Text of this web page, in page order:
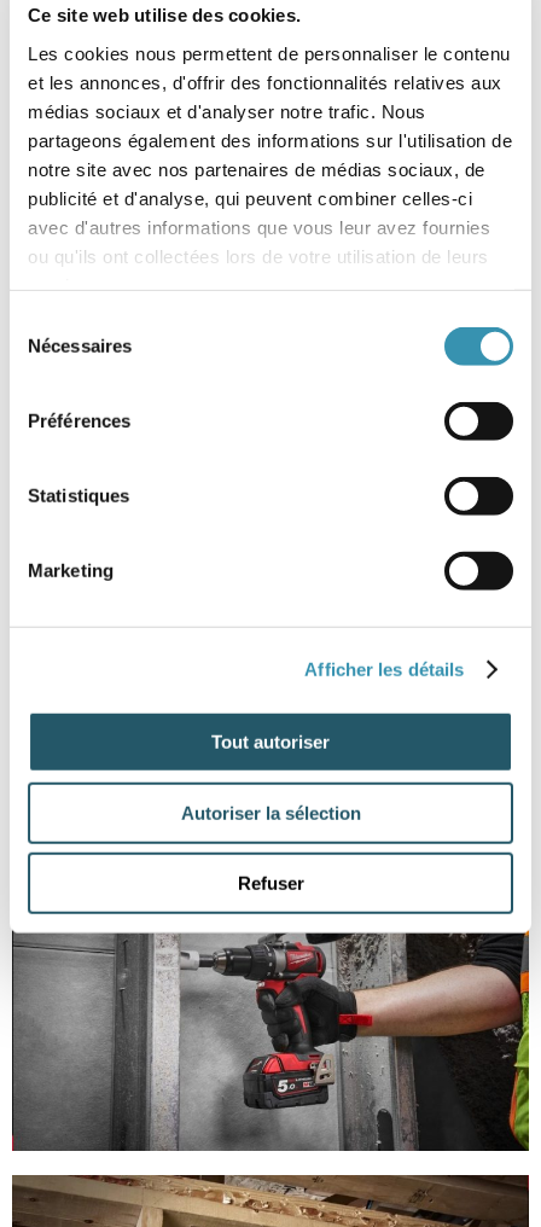
Ce site web utilise des cookies.
Les cookies nous permettent de personnaliser le contenu
et les annonces, d'offrir des fonctionnalités relatives aux
médias sociaux et d'analyser notre trafic. Nous
partageons également des informations sur l'utilisation de
notre site avec nos partenaires de médias sociaux, de
publicité et d'analyse, qui peuvent combiner celles-ci
avec d'autres informations que vous leur avez fournies
ou qu'ils ont collectées lors de votre utilisation de leurs
Nécessaires
Préférences
Statistiques
Marketing
Afficher les détails
Tout autoriser
Autoriser la sélection
Refuser
La batterie REDLITHIUM™ offre une performance supérieure,
l’alliance entre l’électronique de la batterie et la performance de
l’outil permet d’offrir plus d’autonomie ainsi qu’une meilleure durée
de vie de la batterie
Vitesse optimisée pour un perçage et une fixation plus rapide (0 –
550/0 – 1800 tr/min)
Indicateur de charge et éclairage LED
Système de batterie flexible : fonctionne avec toutes les batteries